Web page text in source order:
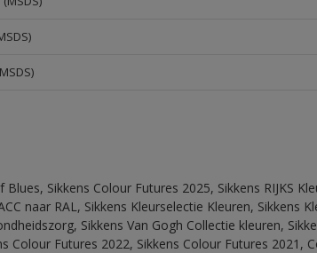
Sikkens Colour Futures 2025, Sikkens RIJKS
naar RAL, Sikkens Kleurselectie Kleuren, Sikkens
Sikkens Van Gogh Collectie kleuren,
Colour Futures 2022, Sikkens Colour Futures 2021,